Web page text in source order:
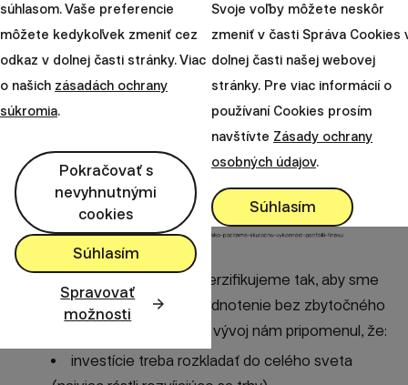
portfólio 100/0 (akciové/dlhopisové ETF), ktoré
narástlo o 1,93 %.Dlhopisová stratégia 0/100 narástla o
0,18 %. Hodnota Peňaženky sa zvýšila o 0,29 % a Bystrý
vklad si polepšil o 0,14 %.
Vo Finaxe vaše investície diverzifikujeme tak, aby sme
vám priniesli čo najvyššie zhodnotenie bez zbytočného
navyšovania rizika. Januárový vývoj nám pripomenul, že:
investície treba rozkladať do celého sveta
súhlasom. Vaše preferencie
môžete kedykoľvek zmeniť cez
odkaz v dolnej časti stránky. Viac
o našich zásadách ochrany
súkromia.
Pokračovať s
nevyhnutnými
cookies
Súhlasím
Spravovať
možnosti
Svoje voľby môžete neskôr
zmeniť v časti Správa Cookies
dolnej časti našej webovej
stránky. Pre viac informácií o
používaní Cookies prosím
navštívte Zásady ochrany
osobných údajov.
Súhlasím